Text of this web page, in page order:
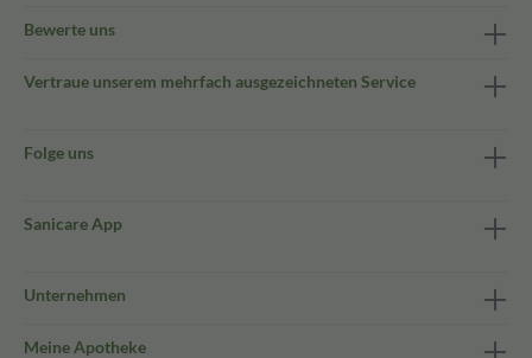
Bewerte uns
Vertraue unserem mehrfach ausgezeichneten Service
Folge uns
Sanicare App
Unternehmen
Meine Apotheke